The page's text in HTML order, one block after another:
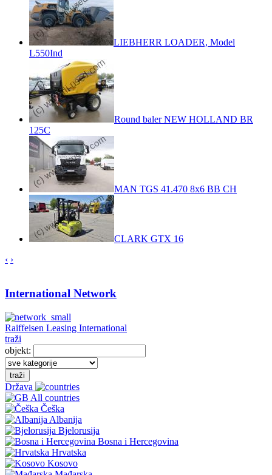
LIEBHERR LOADER, Model
L550Ind
Round baler NEW HOLLAND BR
125C
MAN TGS 41.470 8x6 BB CH
CLARK GTX 16
‹ ›
International Network
Raiffeisen Leasing International
traži
objekt:
traži
Država
All countries
Češka
Albanija
Bjelorusija
Bosna i Hercegovina
Hrvatska
Kosovo